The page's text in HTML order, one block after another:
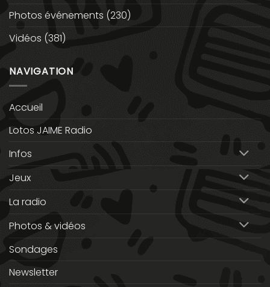
Photos événements (230)
Vidéos (381)
NAVIGATION
Accueil
Lotos JAIME Radio
Infos
Jeux
La radio
Photos & vidéos
Sondages
Newsletter